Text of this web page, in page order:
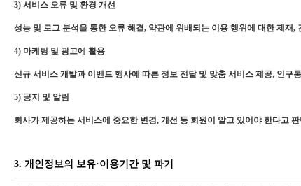
3) 서비스 오류 및 환경 개선
성능 및 로그 분석을 통한 오류 해결, 약관에 위배되는 이용 행위에 대한 제
4) 마케팅 및 광고에 활용
신규 서비스 개발과 이벤트 행사에 따른 정보 전달 및 맞춤 서비스 제공, 인구
5) 공지 및 알림
회사가 제공하는 서비스에 중요한 변경, 개선 등 회원이 알고 있어야 한다고
3. 개인정보의 보유·이용기간 및 파기